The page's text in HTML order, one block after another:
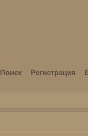
Поиск Регистрация